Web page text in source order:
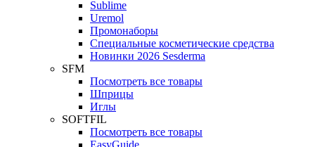
Sublime
Uremol
Промонаборы
Специальные косметические средства
Новинки 2026 Sesderma
SFM
Посмотреть все товары
Шприцы
Иглы
SOFTFIL
Посмотреть все товары
EasyGuide